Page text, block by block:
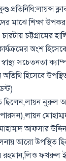
মাঝে শিক্ষা
চট্টগ্রামের
অংশ
সচেতনতা
অতিথি হিসেবে
ছিলেন,লায়ন
আফসার
আরো উপস্থিত
রহমান,লিও